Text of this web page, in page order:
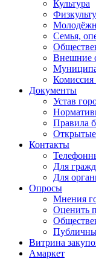
Культура
Семья,
Внешние
Комиссия
Документы
Устав
Правила
Открытые
Контакты
Для
Для
Опросы
Мнения
Оценить
Витрина
Амаркет